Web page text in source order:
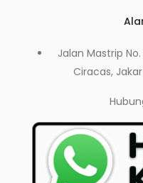
Jalan Mastrip
Ciracas,